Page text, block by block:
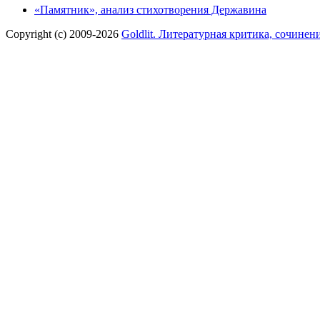
«Памятник», анализ стихотворения Державина
Copyright (c) 2009-2026 Goldlit. Литературная критика,